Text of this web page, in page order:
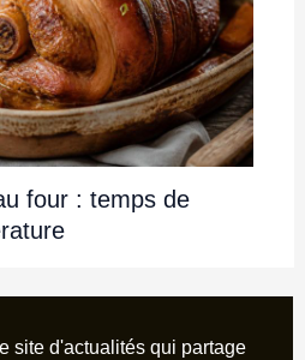
four : temps de
site d'actualités qui partage